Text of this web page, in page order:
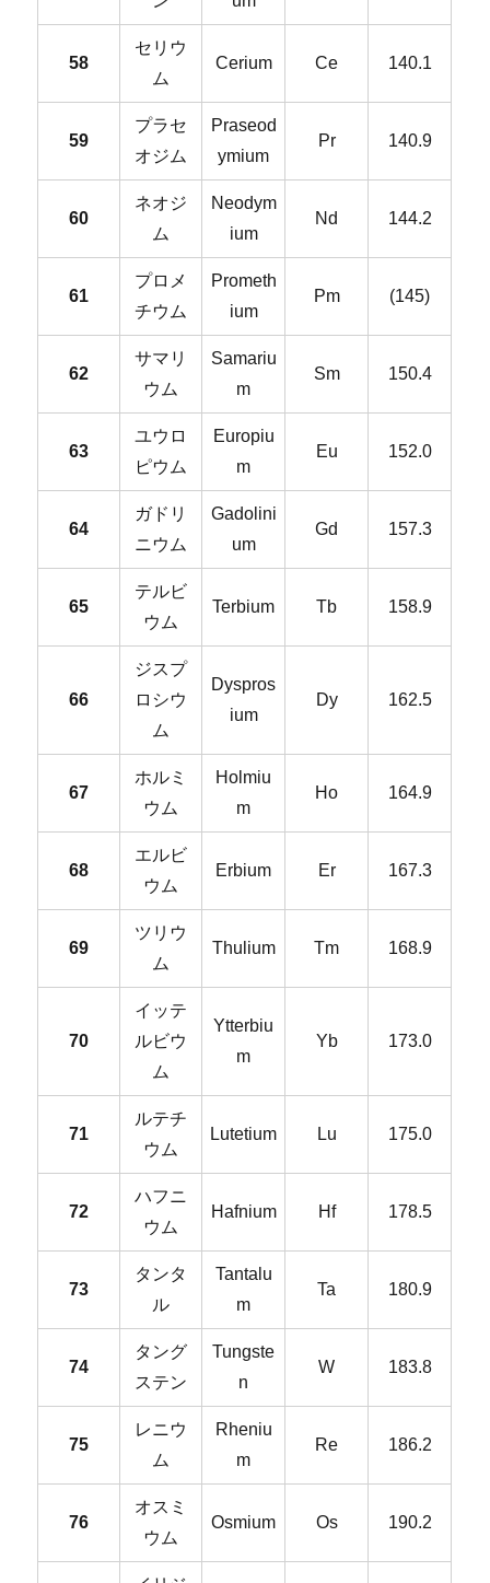
58
セリウ
ム
Cerium Ce 140.1
59
プラセ
オジム
Praseod
ymium
Pr 140.9
60
ネオジ
ム
Neodym
ium
Nd 144.2
61
プロメ
チウム
Prometh
ium
Pm (145)
62
サマリ
ウム
Samariu
m
Sm 150.4
63
ユウロ
ピウム
Europiu
m
Eu 152.0
64
ガドリ
ニウム
Gadolini
um
Gd 157.3
65
テルビ
ウム
Terbium Tb 158.9
66
ジスプ
ロシウ
ム
Dyspros
ium
Dy 162.5
67
ホルミ
ウム
Holmiu
m
Ho 164.9
68
エルビ
ウム
Erbium Er 167.3
69
ツリウ
ム
Thulium Tm 168.9
70
イッテ
ルビウ
ム
Ytterbiu
m
Yb 173.0
71
ルテチ
ウム
Lutetium Lu 175.0
72
ハフニ
ウム
Hafnium Hf 178.5
73
タンタ
ル
Tantalu
m
Ta 180.9
74
タング
ステン
Tungste
n
W 183.8
75
レニウ
ム
Rheniu
m
Re 186.2
76
オスミ
ウム
Osmium Os 190.2